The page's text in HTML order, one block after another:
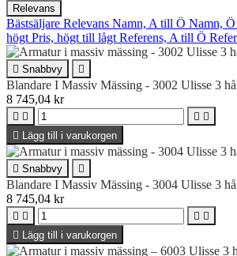
Relevans
Bästsäljare Relevans Namn, A till Ö Namn,
högt Pris, högt till lågt Referens, A till Ö
 Snabbvy 
Blandare I Massiv Mässing - 3002 Ulisse 3
8 745,04 kr
   
 Lägg till i varukorgen
 Snabbvy 
Blandare I Massiv Mässing - 3004 Ulisse 3
8 745,04 kr
   
 Lägg till i varukorgen